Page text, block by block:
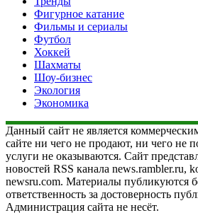
Фигурное катание
Фильмы и сериалы
Футбол
Хоккей
Шахматы
Шоу-бизнес
Экология
Экономика
Данный сайт не является
сайте ни чего не продают, ни чего не
услуги не оказываются. Сайт
новостей RSS канала news.rambler.ru,
newsru.com. Материалы публикуются
ответственность за достоверность
Администрация сайта не несёт.